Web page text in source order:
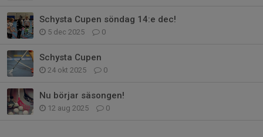
Schysta Cupen söndag 14:e dec!
5 dec 2025 0
Schysta Cupen
24 okt 2025 0
Nu börjar säsongen!
12 aug 2025 0